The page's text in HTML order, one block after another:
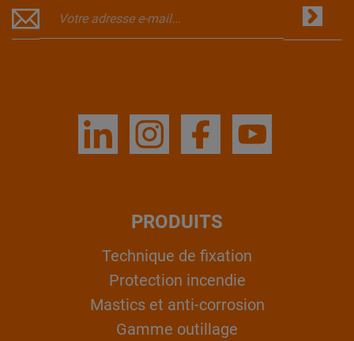
PRODUITS
Technique de fixation
Protection incendie
Mastics et anti-corrosion
Gamme outillage